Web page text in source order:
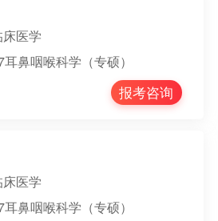
医学
鼻咽喉科学（专硕）
报考咨询
医学
鼻咽喉科学（专硕）